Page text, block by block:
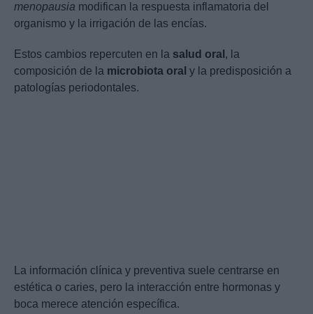
menopausia modifican la respuesta inflamatoria del
organismo y la irrigación de las encías.
Estos cambios repercuten en la salud oral , la
composición de la microbiota oral y la predisposición a
patologías periodontales.
La información clínica y preventiva suele centrarse en
estética o caries, pero la interacción entre hormonas y
boca merece atención específica.